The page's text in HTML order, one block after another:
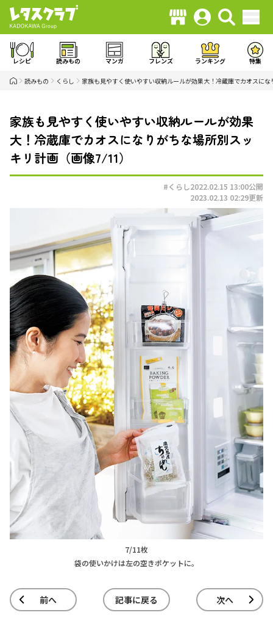
レシピ 読みもの マンガ フレンズ ランキング 特集
読みもの くらし 家族も見やすく使いやすい収納ルールが効果大！冷蔵庫でカオスに
家族も見やすく使いやすい収納ルールが効果
大！冷蔵庫でカオスになりがちな場所別スッ
キリ計画（画像7/11）
#くらし2022.02.15 13:00公開
2023.02.13 02:29更新
7/11枚
袋の使いかけは左の空きポケットに。
前へ 記事に戻る 次へ